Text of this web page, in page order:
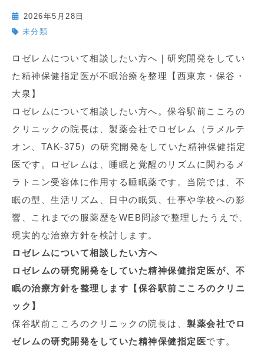
2026年5月28日
未分類
ロゼレムについて相談したい方へ｜研究開発をしてい
た精神保健指定医が不眠治療を整理【西東京・保谷・
大泉】
ロゼレムについて相談したい方へ。保谷駅前こころの
クリニックの院長は、製薬会社でロゼレム（ラメルテ
オン、TAK-375）の研究開発をしていた精神保健指定
医です。ロゼレムは、睡眠と覚醒のリズムに関わるメ
ラトニン受容体に作用する睡眠薬です。当院では、不
眠の型、生活リズム、日中の眠気、仕事や学校への影
響、これまでの服薬歴をWEB問診で整理したうえで、
現実的な治療方針を検討します。
ロゼレムについて相談したい方へ
ロゼレムの研究開発をしていた精神保健指定医が、不
眠の治療方針を整理します【保谷駅前こころのクリニ
ック】
保谷駅前こころのクリニックの院長は、 製薬会社でロ
ゼレムの研究開発をしていた精神保健指定医です。